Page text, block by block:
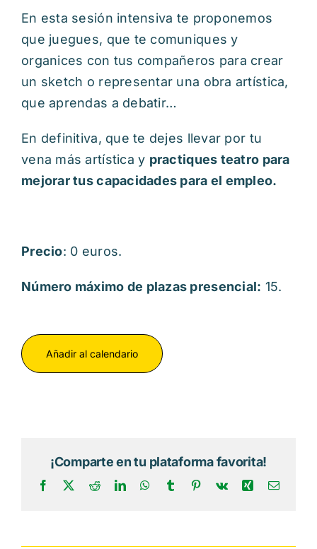
En esta sesión intensiva te proponemos
que juegues, que te comuniques y
organices con tus compañeros para crear
un sketch o representar una obra artística,
que aprendas a debatir…
En definitiva, que te dejes llevar por tu
vena más artística y practiques teatro para
mejorar tus capacidades para el empleo.
Precio: 0 euros.
Número máximo de plazas presencial: 15.
Añadir al calendario
¡Comparte en tu plataforma favorita!
Facebook RedditLinkedInWhatsApp
Tumblr Pinterest
Vk XingCorreo